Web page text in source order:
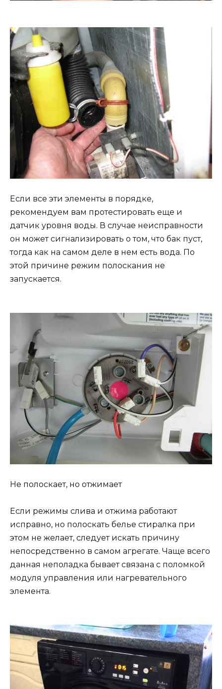
Если все эти элементы в порядке,
рекомендуем вам протестировать еще и
датчик уровня воды. В случае неисправности
он может сигнализировать о том, что бак пуст,
тогда как на самом деле в нем есть вода. По
этой причине режим полоскания не
запускается.
Не полоскает, но отжимает
Если режимы слива и отжима работают
исправно, но полоскать белье стиралка при
этом не желает, следует искать причину
непосредственно в самом агрегате. Чаще всего
данная неполадка бывает связана с поломкой
модуля управления или нагревательного
элемента.